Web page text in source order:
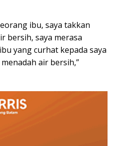
ibu, saya takkan
bersih, saya merasa
yang curhat kepada saya
air bersih,”